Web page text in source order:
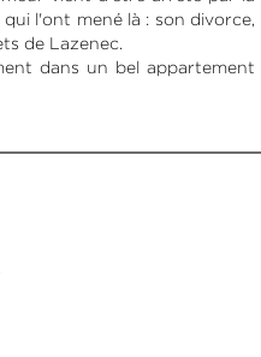
l'ont mené là : son divorce,
de Lazenec.
dans un bel appartement